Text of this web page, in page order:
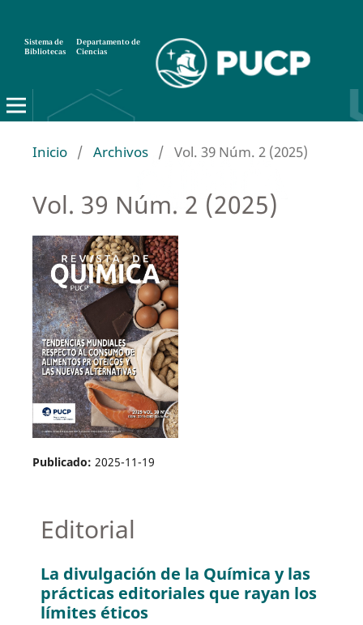
Sistema de
Bibliotecas
Departamento de
Ciencias
Inicio / Archivos / Vol. 39 Núm. 2 (2025)
Vol. 39 Núm. 2 (2025)
Publicado: 2025-11-19
Editorial
La divulgación de la Química y las
prácticas editoriales que rayan los
límites éticos